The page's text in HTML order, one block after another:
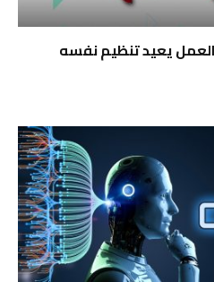
يعيد تنظيم نفسه